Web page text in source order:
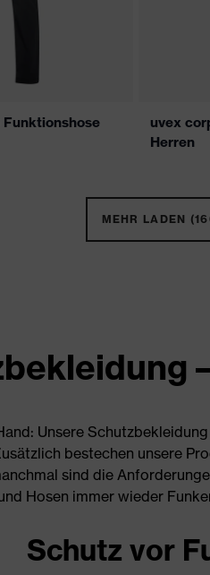
uvex
Herren
MEHR LADEN
Unsere
bestechen unsere
sind die
Hosen immer wieder
Schutz vor